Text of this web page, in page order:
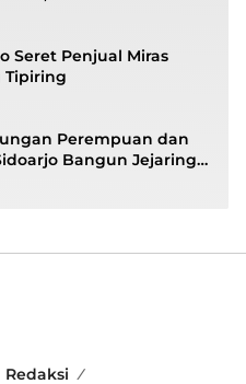
Seret Penjual Miras
Tipiring
Perempuan dan
Bangun Jejaring
Redaksi